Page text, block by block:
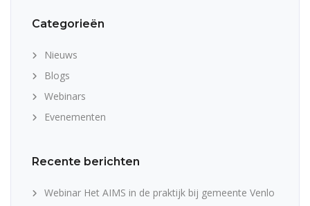
Categorieën
Nieuws
Blogs
Webinars
Evenementen
Recente berichten
Webinar Het AIMS in de praktijk bij gemeente Venlo